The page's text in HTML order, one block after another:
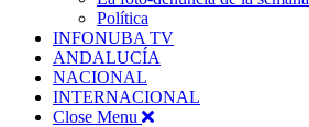
Política
INFONUBA TV
ANDALUCÍA
NACIONAL
INTERNACIONAL
Close Menu